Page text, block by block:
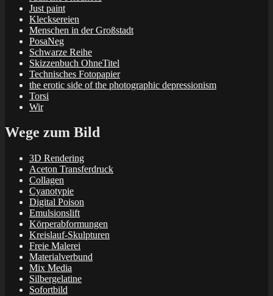
Just paint
Klecksereien
Menschen in der Großstadt
PosaNeg
Schwarze Reihe
Skizzenbuch OhneTitel
Technisches Fotopapier
the erotic side of the photographic depressionism
Torsi
Wir
Wege zum Bild
3D Rendering
Aceton Transferdruck
Collagen
Cyanotypie
Digital Poison
Emulsionslift
Körperabformungen
Kreislauf-Skulpturen
Freie Malerei
Materialverbund
Mix Media
Silbergelatine
Sofortbild